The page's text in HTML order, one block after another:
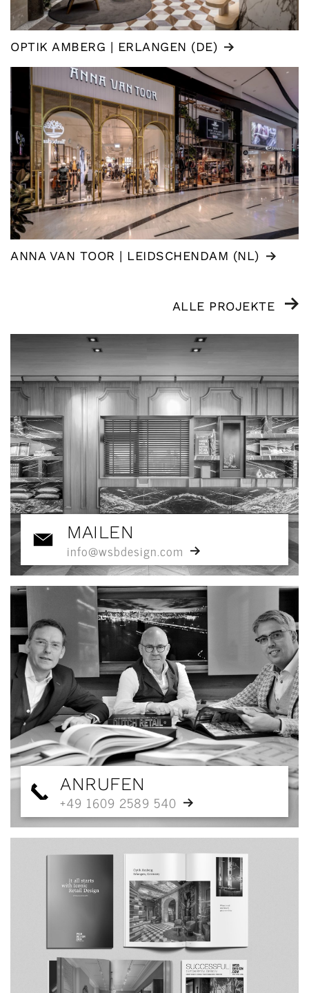
OPTIK AMBERG | ERLANGEN (DE)
ANNA VAN TOOR | LEIDSCHENDAM (NL)
ALLE PROJEKTE
MAILEN
info@wsbdesign.com
ANRUFEN
+49 1609 2589 540